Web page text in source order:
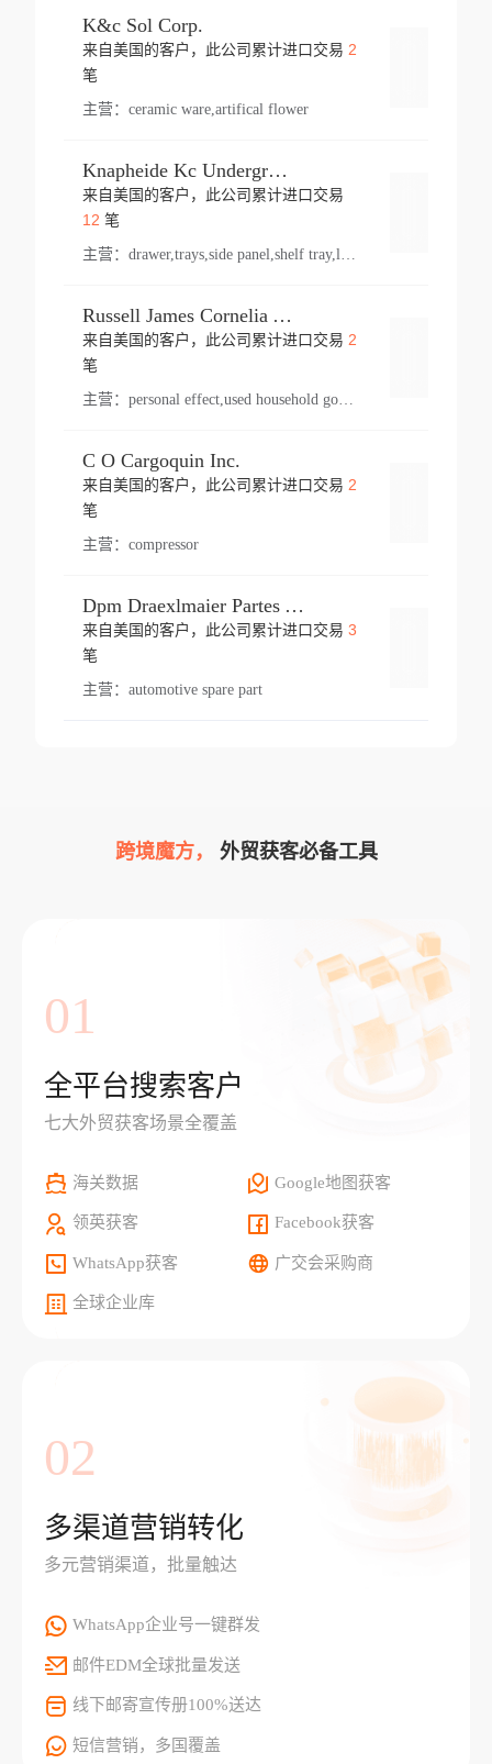
K&c Sol Corp.
来自美国的客户，此公司累计进口交易 2
笔
主营： ceramic ware,artifical flower
Knapheide Kc Underground
来自美国的客户，此公司累计进口交易
12 笔
主营：
Russell James Cornelia Arlington Va
来自美国的客户，此公司累计进口交易 2
笔
主营： personal effect,used household goods
C O Cargoquin Inc.
来自美国的客户，此公司累计进口交易 2
笔
主营： compressor
Dpm Draexlmaier Partes Automotrices Corr Ind Huejotzingo
来自美国的客户，此公司累计进口交易 3
笔
主营： automotive spare part
跨境魔方， 外贸获客必备工具
01
全平台搜索客户
七大外贸获客场景全覆盖
海关数据 Google地图获客
领英获客 Facebook获客
WhatsApp获客 广交会采购商
全球企业库
02
多渠道营销转化
多元营销渠道，批量触达
WhatsApp企业号一键群发
邮件EDM全球批量发送
线下邮寄宣传册100%送达
短信营销，多国覆盖